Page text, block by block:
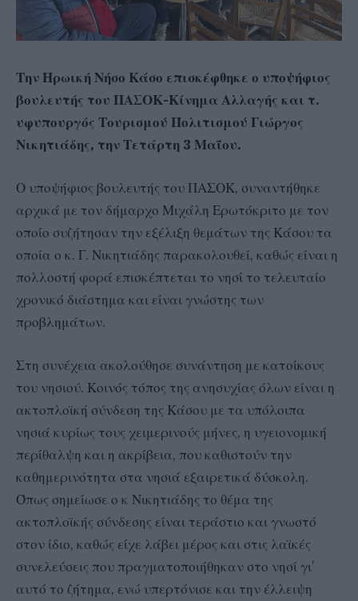
Την Ηρωική Νήσο Κάσο επισκέφθηκε ο υποψήφιος
βουλευτής του ΠΑΣΟΚ-Κίνημα Αλλαγής και τ.
υφυπουργός Τουρισμού Πολιτισμού Γιώργος
Νικητιάδης, την Τετάρτη 3 Μαΐου.
Ο υποψήφιος βουλευτής του ΠΑΣΟΚ, συναντήθηκε
αρχικά με τον δήμαρχο Μιχάλη Ερωτόκριτο με τον
οποίο συζήτησαν την εξέλιξη θεμάτων της Κάσου τα
οποία ο κ. Γ. Νικητιάδης παρακολουθεί, καθώς είναι η
πολλοστή φορά επισκέπτεται το νησί το τελευταίο
χρονικό διάστημα και είναι γνώστης των
προβλημάτων.
Στη συνέχεια ακολούθησε συνάντηση με κατοίκους
του νησιού. Κοινός τόπος της ανησυχίας όλων είναι η
ακτοπλοϊκή σύνδεση της Κάσου με τα υπόλοιπα
νησιά κυρίως τους χειμερινούς μήνες, η υγειονομική
περίθαλψη και η ακρίβεια, που καθιστούν την
καθημερινότητα στα νησιά εξαιρετικά δύσκολη.
Όπως σημείωσε ο κ Νικητιάδης το θέμα της
ακτοπλοϊκής σύνδεσης είναι τεράστιο και γνωστό
στον ίδιο, καθώς είχε λάβει μέρος και στις λαϊκές
συνελεύσεις που πραγματοποιήθηκαν στο νησί γι’
αυτό το ζήτημα, ενώ υπερτόνισε και την έλλειψη